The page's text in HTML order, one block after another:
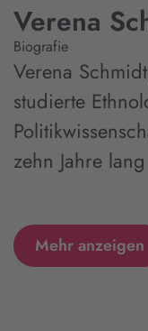
Verena
Biografie
Verena
studierte
zehn Jahre
Mehr anzeigen